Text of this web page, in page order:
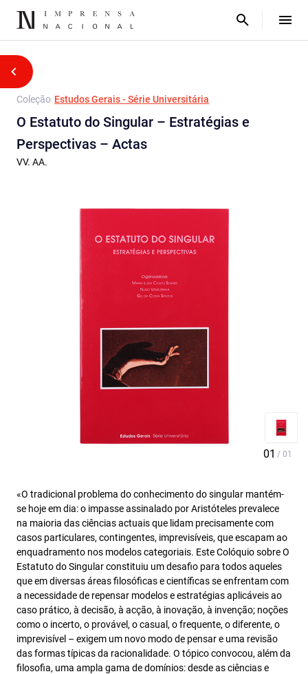
Coleção Estudos Gerais - Série Universitária
O Estatuto do Singular – Estratégias e
Perspectivas – Actas
VV. AA.
«O tradicional problema do conhecimento do singular mantém-
se hoje em dia: o impasse assinalado por Aristóteles prevalece
na maioria das ciências actuais que lidam precisamente com
casos particulares, contingentes, imprevisíveis, que escapam ao
enquadramento nos modelos categoriais. Este Colóquio sobre O
Estatuto do Singular constituiu um desafio para todos aqueles
que em diversas áreas filosóficas e científicas se enfrentam com
a necessidade de repensar modelos e estratégias aplicáveis ao
caso prático, à decisão, à acção, à inovação, à invenção; noções
como o incerto, o provável, o casual, o frequente, o diferente, o
imprevisível – exigem um novo modo de pensar e uma revisão
das formas típicas da racionalidade. O tópico convocou, além da
filosofia, uma ampla gama de domínios: desde as ciências e